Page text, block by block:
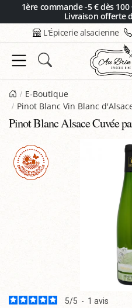
1ère commande -5 € dès 100
Livraison offerte
L'Épicerie alsacienne
E-Boutique
Pinot Blanc Vin Blanc
Pinot Blanc Alsace Cuvée
5/5 - 1 avis
Panneau de gestion des cookies